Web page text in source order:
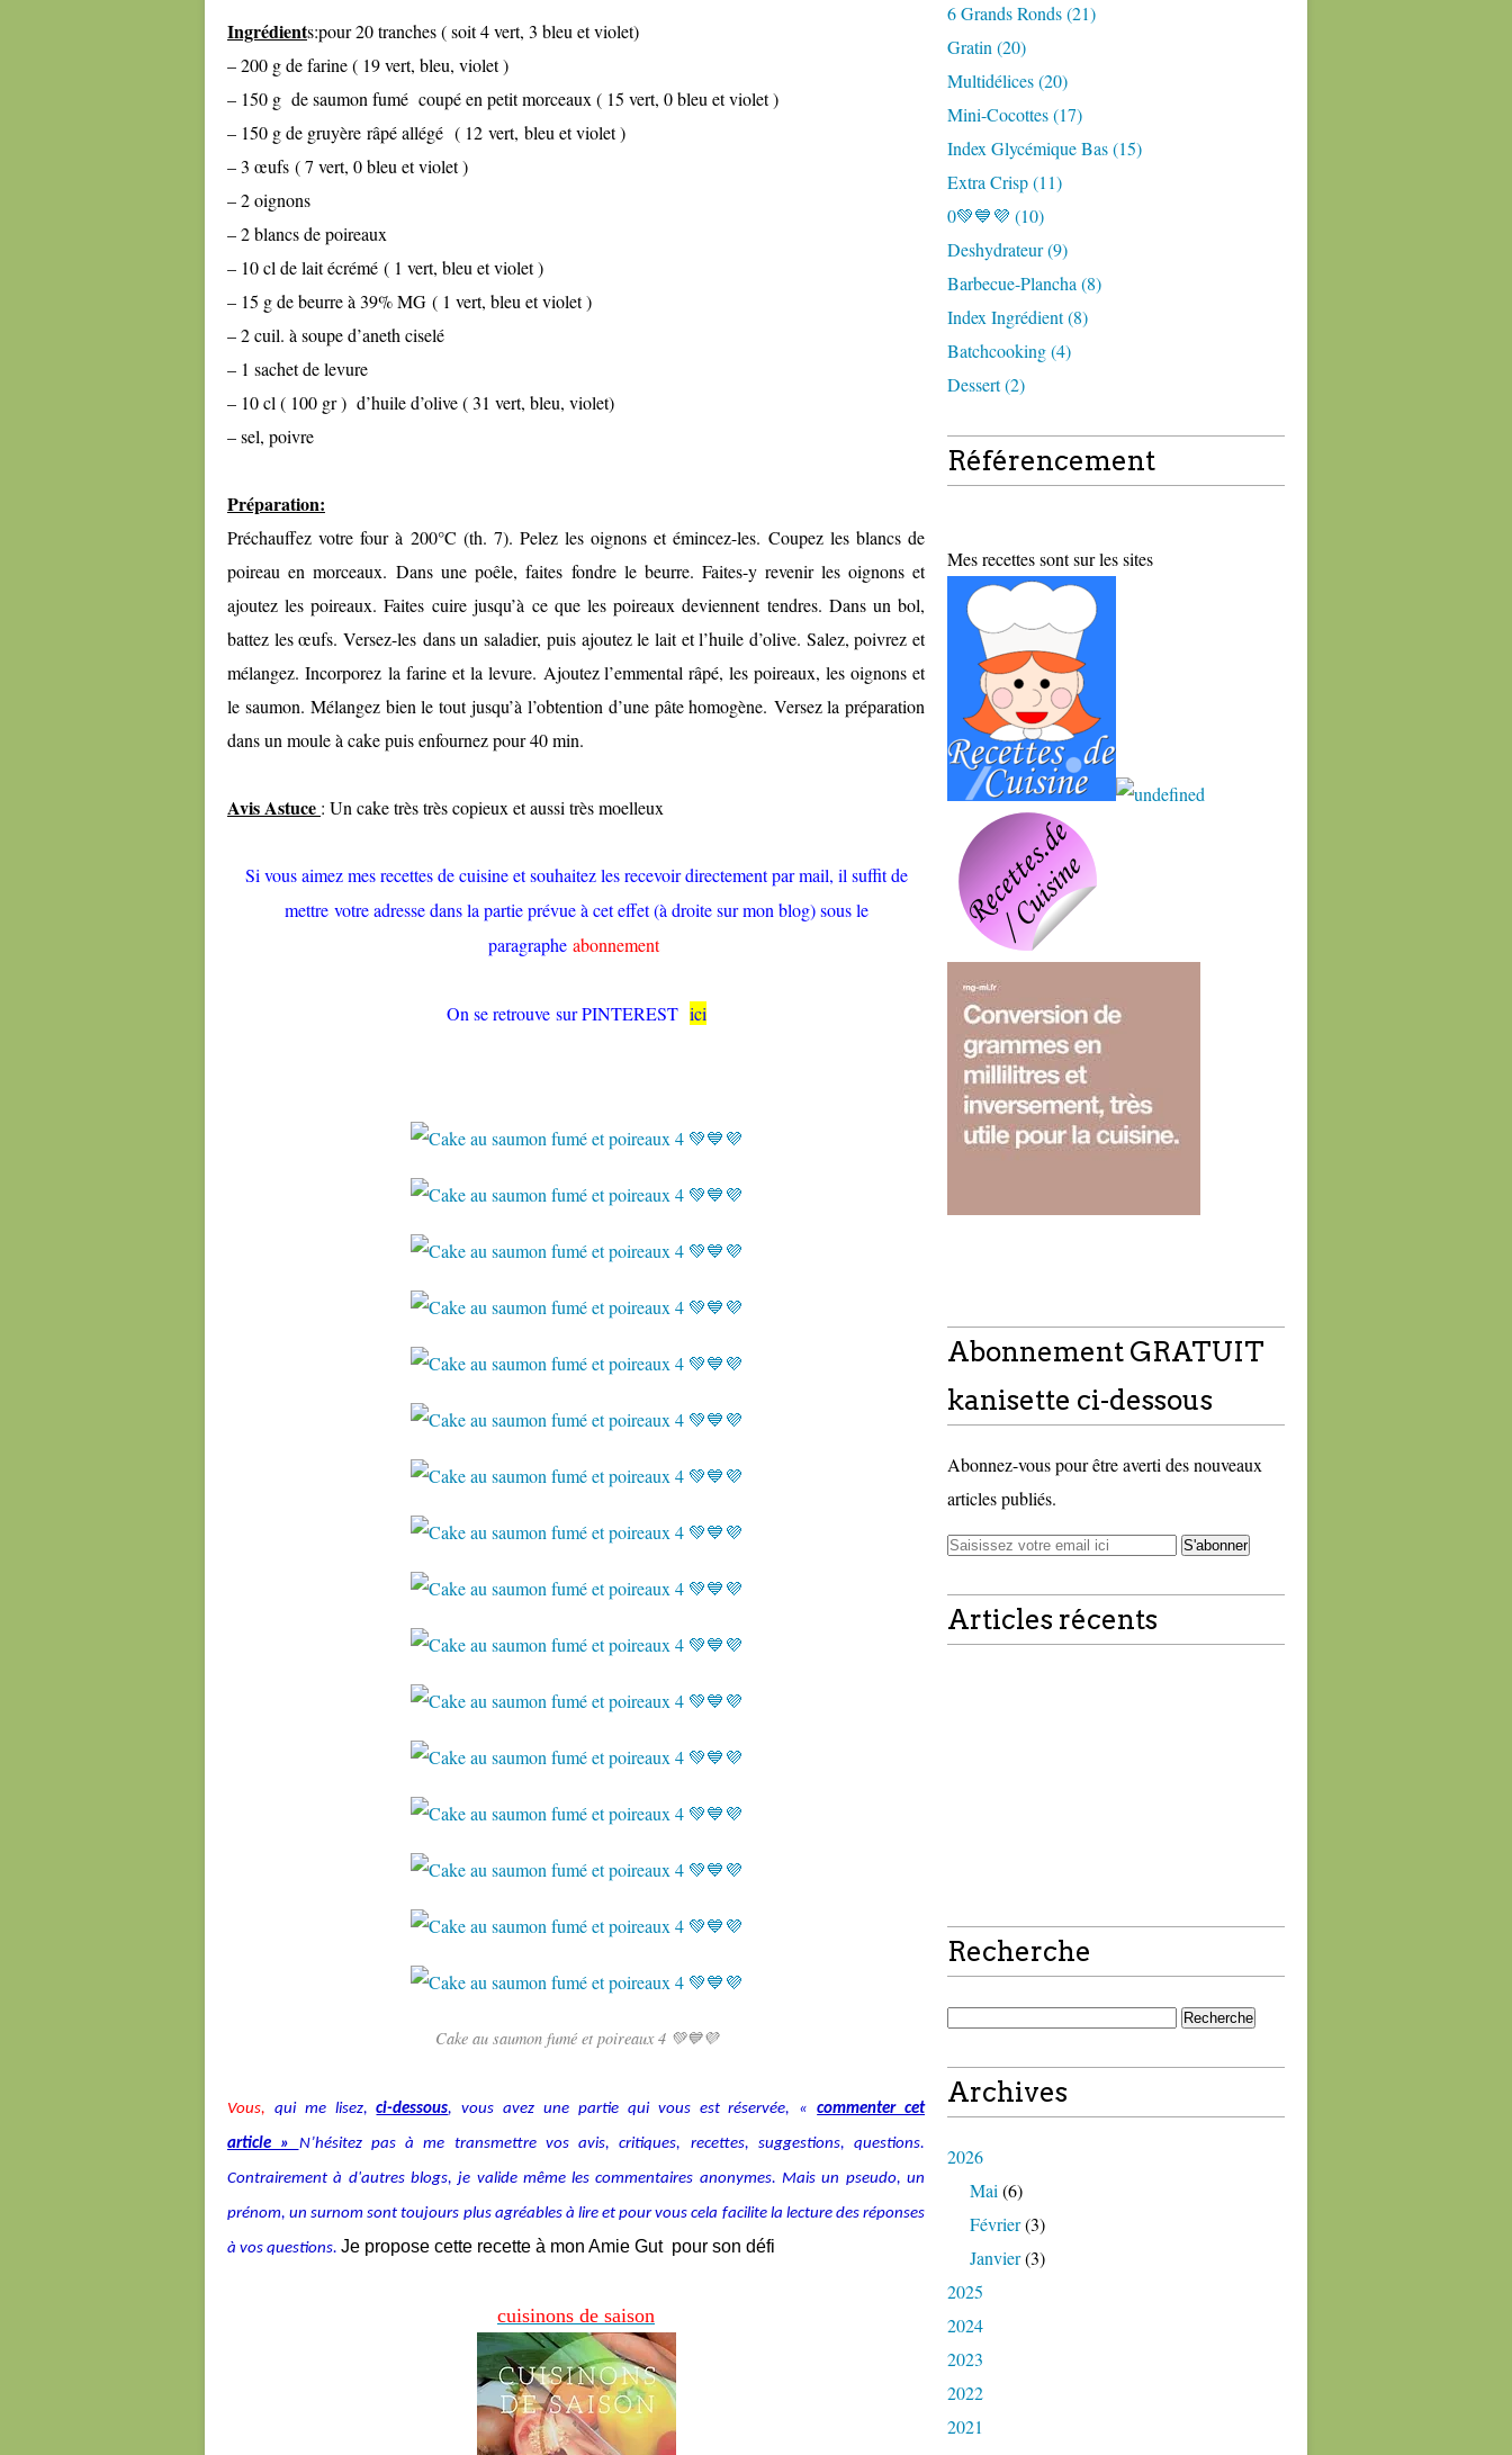
Ingrédients:pour 20 tranches ( soit 4 vert, 3 bleu et violet)
– 200 g de farine ( 19 vert, bleu, violet )
– 150 g de saumon fumé coupé en petit morceaux ( 15 vert, 0 bleu et violet )
– 150 g de gruyère râpé allégé ( 12 vert, bleu et violet )
– 3 œufs ( 7 vert, 0 bleu et violet )
– 2 oignons
– 2 blancs de poireaux
– 10 cl de lait écrémé ( 1 vert, bleu et violet )
– 15 g de beurre à 39% MG ( 1 vert, bleu et violet )
– 2 cuil. à soupe d’aneth ciselé
– 1 sachet de levure
– 10 cl ( 100 gr ) d’huile d’olive ( 31 vert, bleu, violet)
– sel, poivre
Préparation:
Préchauffez votre four à 200°C (th. 7). Pelez les oignons et émincez-les. Coupez les blancs de
poireau en morceaux. Dans une poêle, faites fondre le beurre. Faites-y revenir les oignons et
ajoutez les poireaux. Faites cuire jusqu’à ce que les poireaux deviennent tendres. Dans un bol,
battez les œufs. Versez-les dans un saladier, puis ajoutez le lait et l’huile d’olive. Salez, poivrez et
mélangez. Incorporez la farine et la levure. Ajoutez l’emmental râpé, les poireaux, les oignons et
le saumon. Mélangez bien le tout jusqu’à l’obtention d’une pâte homogène. Versez la préparation
dans un moule à cake puis enfournez pour 40 min.
Avis Astuce : Un cake très très copieux et aussi très moelleux
Si vous aimez mes recettes de cuisine et souhaitez les recevoir directement par mail, il suffit de
mettre votre adresse dans la partie prévue à cet effet (à droite sur mon blog) sous le
paragraphe abonnement
On se retrouve sur PINTEREST ici
Cake au saumon fumé et poireaux 4 💚💙💜
Vous, qui me lisez, ci-dessous, vous avez une partie qui vous est réservée, «commenter cet
article » N’hésitez pas à me transmettre vos avis, critiques, recettes, suggestions, questions.
Contrairement à d'autres blogs, je valide même les commentaires anonymes. Mais un pseudo, un
prénom, un surnom sont toujours plus agréables à lire et pour vous cela facilite la lecture des réponses
à vos questions. Je propose cette recette à mon Amie Gut pour son défi
cuisinons de saison
6 Grands Ronds (21)
Gratin (20)
Multidélices (20)
Mini-Cocottes (17)
Index Glycémique Bas (15)
Extra Crisp (11)
0💚💙💜 (10)
Deshydrateur (9)
Barbecue-Plancha (8)
Index Ingrédient (8)
Batchcooking (4)
Dessert (2)
Référencement
Mes recettes sont sur les sites
Abonnement GRATUIT
kanisette ci-dessous
Abonnez-vous pour être averti des nouveaux
articles publiés.
Articles récents
Recherche
Archives
2026
Mai (6)
Février(3)
Janvier(3)
2025
2024
2023
2022
2021